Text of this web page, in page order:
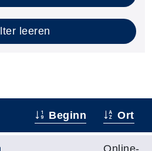
leeren
Beginn Ort
Online-